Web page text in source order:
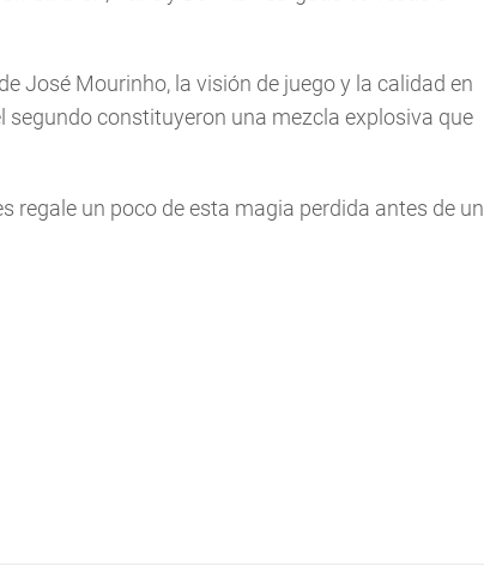
José Mourinho, la visión de juego y la calidad en
constituyeron una mezcla explosiva que
regale un poco de esta magia perdida antes de un